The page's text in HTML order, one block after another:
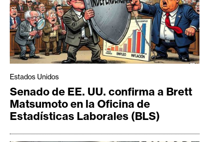
Estados Unidos
Senado de EE. UU. confirma a Brett
Matsumoto en la Oficina de
Estadísticas Laborales (BLS)